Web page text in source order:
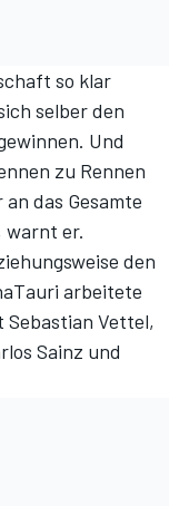
so klar
selber den
Und
zu Rennen
das Gesamte
warnt er.
den
arbeitete
Sebastian Vettel,
Sainz und